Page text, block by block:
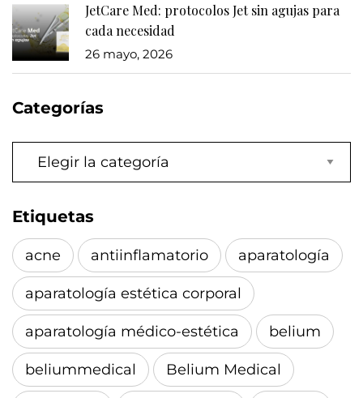
JetCare Med: protocolos Jet sin agujas para
cada necesidad
26 mayo, 2026
Categorías
Categorías
Etiquetas
acne antiinflamatorio aparatología
aparatología estética corporal
aparatología médico-estética belium
beliummedical Belium Medical